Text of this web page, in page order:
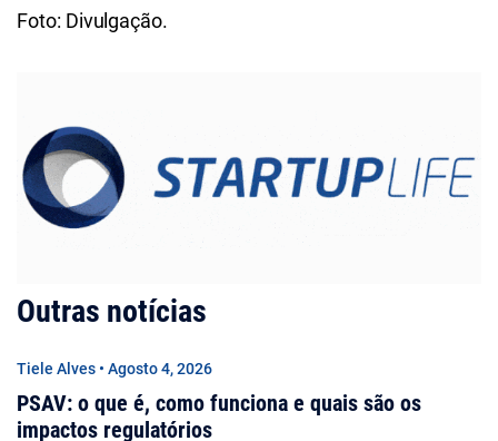
Foto: Divulgação.
Outras notícias
Tiele Alves • Agosto 4, 2026
PSAV: o que é, como funciona e quais são os
impactos regulatórios